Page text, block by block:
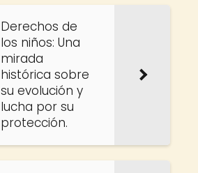
Derechos de
los niños: Una
mirada
histórica sobre
su evolución y
lucha por su
protección.